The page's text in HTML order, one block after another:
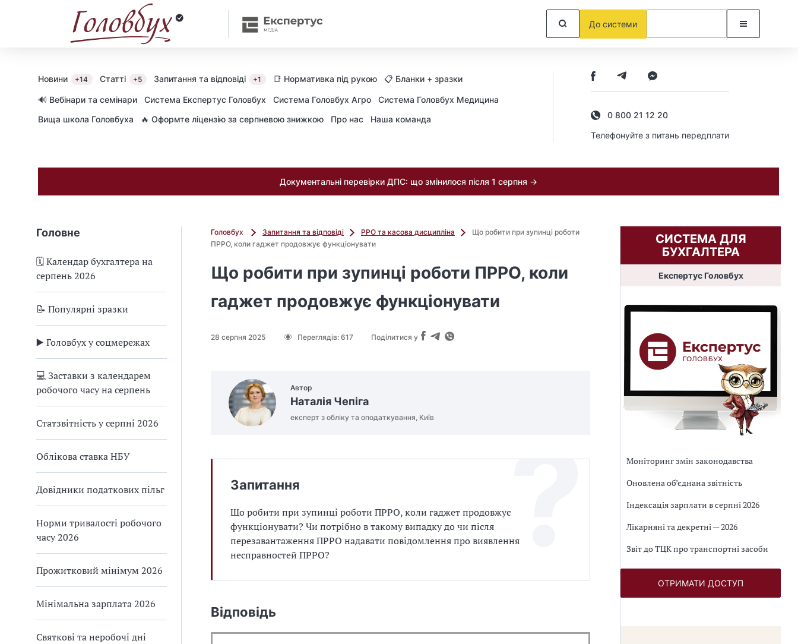
До системи
Новини +14 Статті +5 Запитання та відповіді +1 📑 Нормативка під рукою 📋 Бланки + зразки
🔊 Вебінари та семінари Cистема Експертус Головбух Система Головбух Агро
Система Головбух Медицина
Вища школа Головбуха
🔥 Оформте ліцензію за серпневою знижкою Про нас Наша команда
0 800 21 12 20
Телефонуйте з питань передплати
Документальні перевірки ДПС: що змінилося після 1 серпня →
Головне
🗓️ Календар бухгалтера на
серпень 2026
📝 Популярні зразки
▶️ Головбух у соцмережах
💻 Заставки з календарем
робочого часу на серпень
Статзвітність у серпні 2026
Облікова ставка НБУ
Довідники податкових пільг
Норми тривалості робочого
часу 2026
Прожитковий мінімум 2026
Мінімальна зарплата 2026
Святкові та неробочі дні
Головбух Запитання та відповіді РРО та касова дисципліна
Що робити при зупинці роботи
ПРРО, коли гаджет продовжує функціонувати
Що робити при зупинці роботи ПРРО, коли
гаджет продовжує функціонувати
28 серпня 2025 Переглядів: 617 Поділитися у
Автор
Наталія Чепіга
експерт з обліку та оподаткування, Київ
Запитання
Що робити при зупинці роботи ПРРО, коли гаджет продовжує
функціонувати? Чи потрібно в такому випадку до чи після
перезавантаження ПРРО надавати повідомлення про виявлення
несправностей ПРРО?
Відповідь
СИСТЕМА ДЛЯ
БУХГАЛТЕРА
Експертус Головбух
Моніторинг змін законодавства
Оновлена об’єднана звітність
Індексація зарплати в серпні 2026
Лікарняні та декретні — 2026
Звіт до ТЦК про транспортні засоби
ОТРИМАТИ ДОСТУП